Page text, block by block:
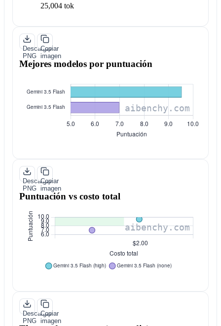
25,004 tok
Descargar
PNG
Copiar
imagen
Mejores modelos por puntuación
Descargar
PNG
Copiar
imagen
Puntuación vs costo total
Descargar
PNG
Copiar
imagen